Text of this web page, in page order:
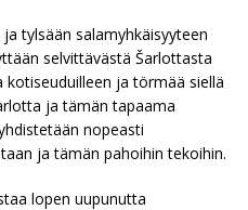
tylsään salamyhkäisyyteen
selvittävästä Šarlottasta
kotiseuduilleen ja törmää siellä
ja tämän tapaama
nopeasti
ja tämän pahoihin tekoihin.
lopen uupunutta